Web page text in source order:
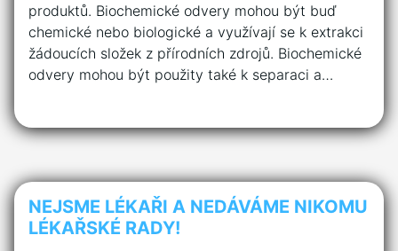
produktů. Biochemické odvery mohou být buď
chemické nebo biologické a využívají se k extrakci
žádoucích složek z přírodních zdrojů. Biochemické
odvery mohou být použity také k separaci a…
NEJSME LÉKAŘI A NEDÁVÁME NIKOMU
LÉKAŘSKÉ RADY!